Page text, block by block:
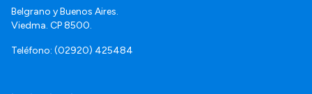
Belgrano y Buenos Aires.
Viedma. CP 8500.
Teléfono: (02920) 425484